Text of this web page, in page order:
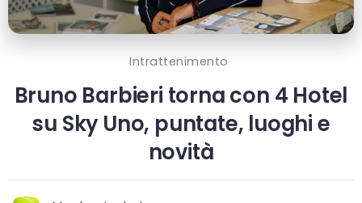
Intrattenimento
Bruno Barbieri torna con 4 Hotel
su Sky Uno, puntate, luoghi e
novità